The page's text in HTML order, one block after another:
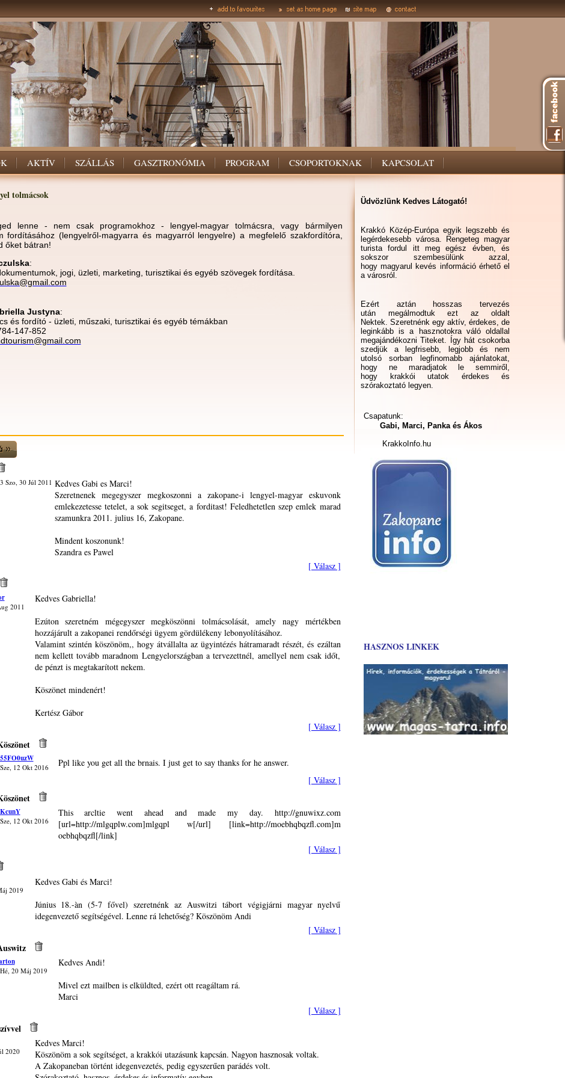
AKTÍV SZÁLLÁS GASZTRONÓMIA PROGRAM CSOPORTOKNAK KAPCSOLAT
tolmácsok
lenne - nem csak programokhoz - lengyel-magyar tolmácsra, vagy bármilyen
fordításához (lengyelről-magyarra és magyarról lengyelre) a megfelelő szakfordítóra,
őket bátran!
:
jogi, üzleti, marketing, turisztikai és egyéb szövegek fordítása.
Justyna:
és fordító - üzleti, műszaki, turisztikai és egyéb témákban
147-852
Szo, 30 Júl 2011 Kedves Gabi es Marci!
Szeretnenek megegyszer megkoszonni a zakopane-i lengyel-magyar eskuvonk
emlekezetesse tetelet, a sok segitseget, a forditast! Feledhetetlen szep emlek marad
szamunkra 2011. julius 16, Zakopane.
Mindent koszonunk!
Szandra es Pawel
[ Válasz ]
2011
Kedves Gabriella!
Ezúton szeretném mégegyszer megköszönni tolmácsolását, amely nagy mértékben
hozzájárult a zakopanei rendőrségi ügyem gördülékeny lebonyolításához.
Valamint szintén köszönöm,, hogy átvállalta az ügyintézés hátramaradt részét, és ezáltan
nem kellett tovább maradnom Lengyelországban a tervezettnél, amellyel nem csak időt,
de pénzt is megtakarított nekem.
Köszönet mindenért!
Kertész Gábor
[ Válasz ]
12 Okt 2016
Ppl like you get all the brnais. I just get to say thanks for he answer.
[ Válasz ]
12 Okt 2016
This arcltie went ahead and made my day. http://gnuwixz.com
[url=http://mlgqplw.com]mlgqpl w[/url] [link=http://moebhqbqzfl.com]m
oebhqbqzfl[/link]
[ Válasz ]
2019
Kedves Gabi és Marci!
Június 18.-àn (5-7 fővel) szeretnénk az Auswitzi tábort végigjárni magyar nyelvű
idegenvezető segítségével. Lenne rá lehetőség? Köszönöm Andi
[ Válasz ]
20 Máj 2019
Kedves Andi!
Mivel ezt mailben is elküldted, ezért ott reagáltam rá.
Marci
[ Válasz ]
2020
Kedves Marci!
Köszönöm a sok segítséget, a krakkói utazásunk kapcsán. Nagyon hasznosak voltak.
A Zakopaneban történt idegenvezetés, pedig egyszerűen parádés volt.
Üdvözlünk Kedves Látogató!
Krakkó Közép-Európa egyik legszebb és
legérdekesebb városa. Rengeteg magyar
turista fordul itt meg egész évben, és
sokszor szembesülünk azzal,
hogy magyarul kevés információ érhető el
a városról.
Ezért aztán hosszas tervezés
után megálmodtuk ezt az oldalt
Nektek. Szeretnénk egy aktív, érdekes, de
leginkább is a hasznotokra váló oldallal
megajándékozni Titeket. Így hát csokorba
szedjük a legfrisebb, legjobb és nem
utolsó sorban legfinomabb ajánlatokat,
hogy ne maradjatok le semmiről,
hogy krakkói utatok érdekes és
szórakoztató legyen.
Csapatunk:
Gabi, Marci, Panka és Ákos
KrakkoInfo.hu
HASZNOS LINKEK